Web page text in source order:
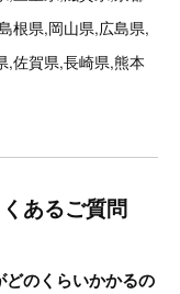
根県,岡山県,広島県,
,佐賀県,長崎県,熊本
あるご質問
のくらいかかるの